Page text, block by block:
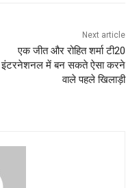
Next article
एक जीत और रोहित शर्मा टी20
इंटरनेशनल में बन सकते ऐसा करने
वाले पहले खिलाड़ी